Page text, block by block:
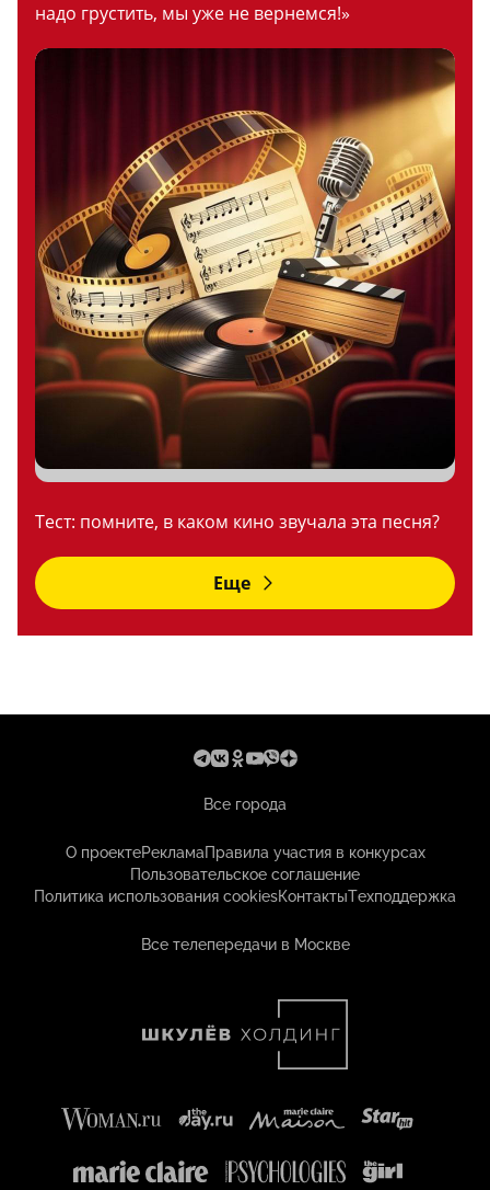
надо грустить, мы уже не вернемся!»
Тест: помните, в каком кино звучала эта песня?
Еще
Все города
О проектеРекламаПравила участия в конкурсах
Пользовательское соглашение
Политика использования cookiesКонтактыТехподдержка
Все телепередачи в Москве